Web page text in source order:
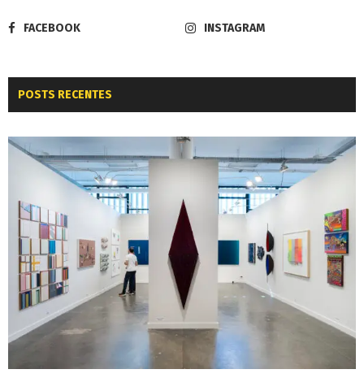
FACEBOOK INSTAGRAM
POSTS RECENTES